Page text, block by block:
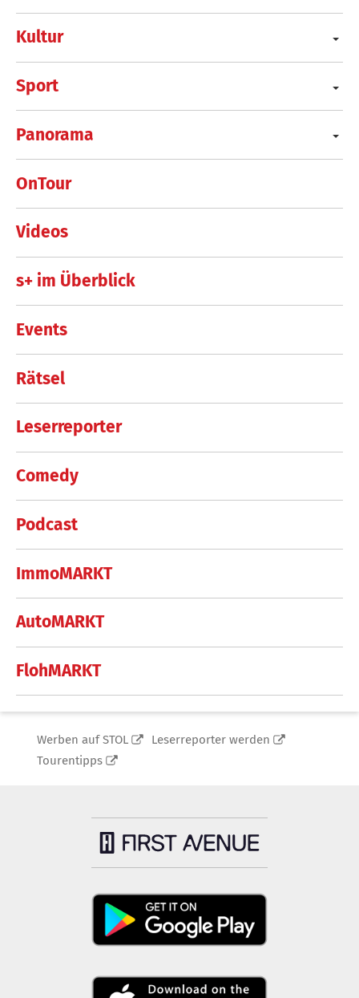
Kultur
Sport
Panorama
OnTour
Videos
s+ im Überblick
Events
Rätsel
Leserreporter
Comedy
Podcast
ImmoMARKT
AutoMARKT
FlohMARKT
Werben auf STOL
Leserreporter werden
Tourentipps